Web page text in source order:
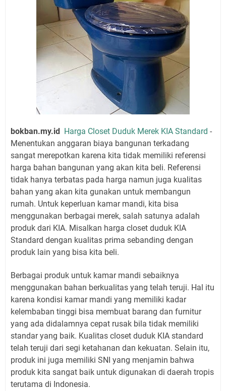
bokban.my.id Harga Closet Duduk Merek KIA Standard -
Menentukan anggaran biaya bangunan terkadang
sangat merepotkan karena kita tidak memiliki referensi
harga bahan bangunan yang akan kita beli. Referensi
tidak hanya terbatas pada harga namun juga kualitas
bahan yang akan kita gunakan untuk membangun
rumah. Untuk keperluan kamar mandi, kita bisa
menggunakan berbagai merek, salah satunya adalah
produk dari KIA. Misalkan harga closet duduk KIA
Standard dengan kualitas prima sebanding dengan
produk lain yang bisa kita beli.
Berbagai produk untuk kamar mandi sebaiknya
menggunakan bahan berkualitas yang telah teruji. Hal itu
karena kondisi kamar mandi yang memiliki kadar
kelembaban tinggi bisa membuat barang dan furnitur
yang ada didalamnya cepat rusak bila tidak memiliki
standar yang baik. Kualitas closet duduk KIA standard
telah teruji dari segi ketahanan dan kekuatan. Selain itu,
produk ini juga memiliki SNI yang menjamin bahwa
produk kita sangat baik untuk digunakan di daerah tropis
terutama di Indonesia.